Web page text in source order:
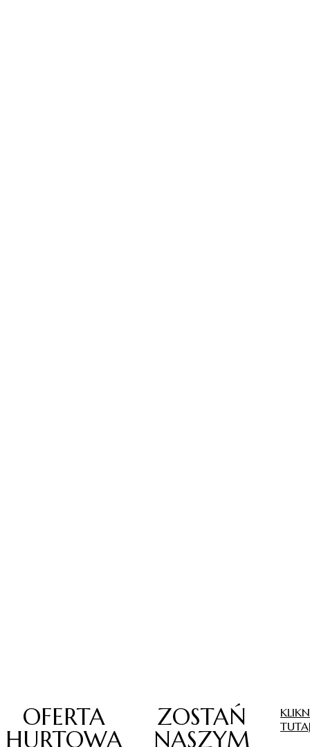
OFERTA
HURTOWA
ZOSTAŃ
NASZYM